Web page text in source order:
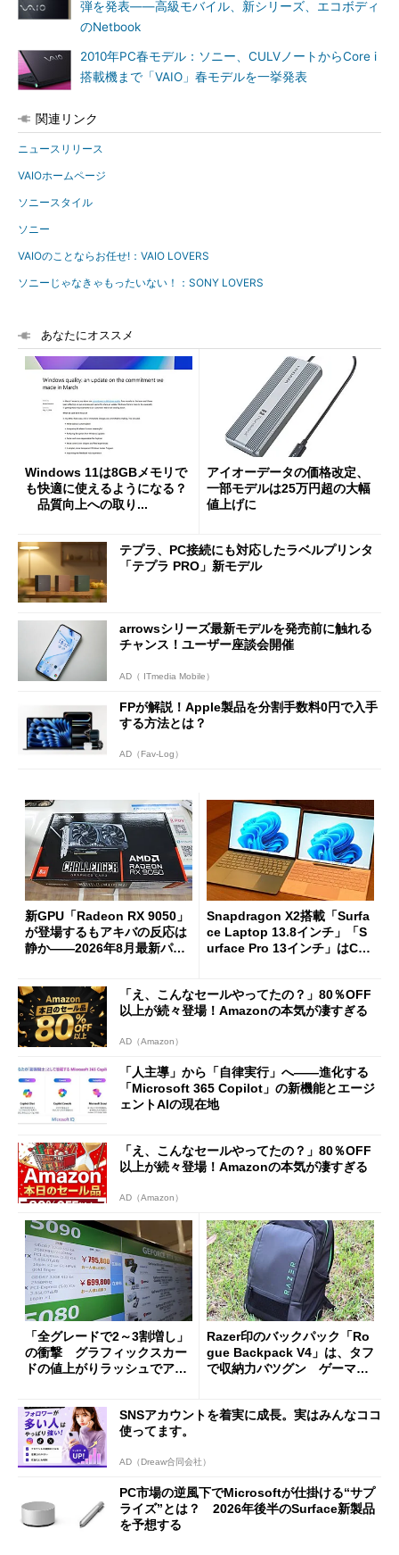
弾を発表――高級モバイル、新シリーズ、エコボディ
のNetbook
2010年PC春モデル：ソニー、CULVノートからCore i
搭載機まで「VAIO」春モデルを一挙発表
関連リンク
ニュースリリース
VAIOホームページ
ソニースタイル
ソニー
VAIOのことならお任せ!：VAIO LOVERS
ソニーじゃなきゃもったいない！：SONY LOVERS
あなたにオススメ
Windows 11は8GBメモリで
も快適に使えるようになる？
品質向上への取り...
アイオーデータの価格改定、
一部モデルは25万円超の大幅
値上げに
テプラ、PC接続にも対応したラベルプリンタ
「テプラ PRO」新モデル
arrowsシリーズ最新モデルを発売前に触れる
チャンス！ユーザー座談会開催
AD（ ITmedia Mobile）
FPが解説！Apple製品を分割手数料0円で入手
する方法とは？
AD（Fav-Log）
新GPU「Radeon RX 9050」
が登場するもアキバの反応は
静か――2026年8月最新パー
Snapdragon X2搭載「Surfa
ce Laptop 13.8インチ」「S
urface Pro 13インチ」はCop
た
「え、こんなセールやってたの？」80％OFF
以上が続々登場！Amazonの本気が凄すぎる
AD（Amazon）
「人主導」から「自律実行」へ――進化する
「Microsoft 365 Copilot」の新機能とエージ
ェントAIの現在地
「え、こんなセールやってたの？」80％OFF
以上が続々登場！Amazonの本気が凄すぎる
AD（Amazon）
「全グレードで2～3割増し」
の衝撃 グラフィックスカー
ドの値上がりラッシュでアキ
Razer印のバックパック「Ro
gue Backpack V4」は、タフ
で収納力バツグン ゲーマー
SNSアカウントを着実に成長。実はみんなココ
使ってます。
AD（Dreaw合同会社）
PC市場の逆風下でMicrosoftが仕掛ける“サプ
ライズ”とは？ 2026年後半のSurface新製品
を予想する